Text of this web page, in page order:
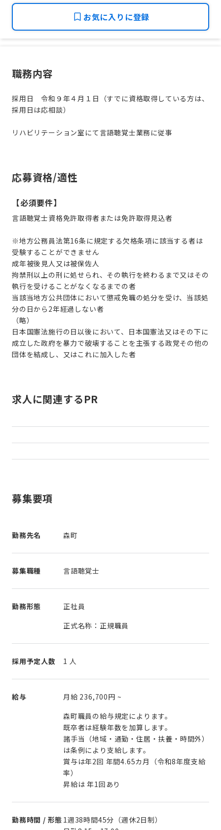
お気に入りに登録
職務内容
採用日 令和９年４月１日（すでに資格取得している方は、
採用日は応相談）
リハビリテーション室にて言語聴覚士業務に従事
応募資格/適性
【必須要件】
言語聴覚士資格免許取得者または免許取得見込者
※地方公務員法第16条に規定する欠格条項に該当する者は
受験することができません
成年被後見人又は被保佐人
拘禁刑以上の刑に処せられ、その執行を終わるまで又はその
執行を受けることがなくなるまでの者
当該当地方公共団体において懲戒免職の処分を受け、当該処
分の日から2年経過しない者
（略）
日本国憲法施行の日以後において、日本国憲法又はその下に
成立した政府を暴力で破壊することを主張する政党その他の
団体を結成し、又はこれに加入した者
求人に関連するPR
募集要項
勤務先名 森町
募集職種 言語聴覚士
勤務形態
正社員
正式名称：正規職員
採用予定人数 1 人
給与 月給 236,700円 ~
森町職員の給与規定によります。
既卒者は経験年数を加算します。
諸手当（地域・通勤・住居・扶養・時間外）
は条例により支給します。
賞与は年2回 年間4.65カ月（令和8年度支給
率）
昇給は 年1回あり
勤務時間 / 形態 1週38時間45分（週休2日制）